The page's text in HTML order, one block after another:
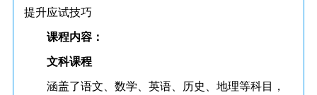
提升应试技巧
课程内容：
文科课程
涵盖了语文、数学、英语、历史、地理等科目，